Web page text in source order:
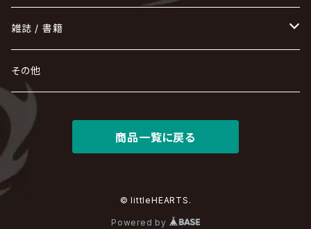
アリス九號. / ALICE NINE. / A9
有村竜太朗
Kaya
cali≠gari
河村隆一
己龍
黒夢
ジグソウ
シド
SHIVA
JAKIGAN MEISTER
Chanty
SPLENDID GOD GIRAFFE
SLAPSLY / CHIYU
逹瑯
DAVID / SUI / 縁
DALLE
DARRELL
DIR EN GREY
DEXCORE
TAKE NO BREAK
Toshi
Dolly
TЯicKY
NOCTURNAL BLOODLUST
薔薇の宮殿
BAROQUE
hide with Spread Beaver / hide
HIDE-ZOU
ビバラッシュ
梟
Plastic Tree
Frantic EMIRY
THE BEETHOVEN
ベル
HELLBROTH / ヘルブロス
POIDOL
HOLLOWGRAM
MUSCLE ATTACK
マツタケワークス
摩天楼オペラ
MIYAVI
美良政次
MIRAGE
メトロノーム
MERRY / メリー
も
THE MORTAL
最上川司
ユナイト
Rides In ReVellion
Luv PARADE
La'veil MizeriA
Leetspeak monsters
Ricky
LEZARD
RENAME
る
Ruiza
LUNA SEA
れ
the Raid.
Royz
wyse
我が為
雑誌 / 書籍
hévn
その他
商品一覧に戻る
© littleHEARTS.
Powered by